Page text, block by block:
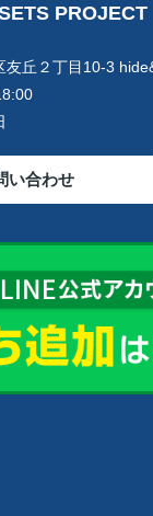
PROJECT
友丘２丁目10-3
い合わせ